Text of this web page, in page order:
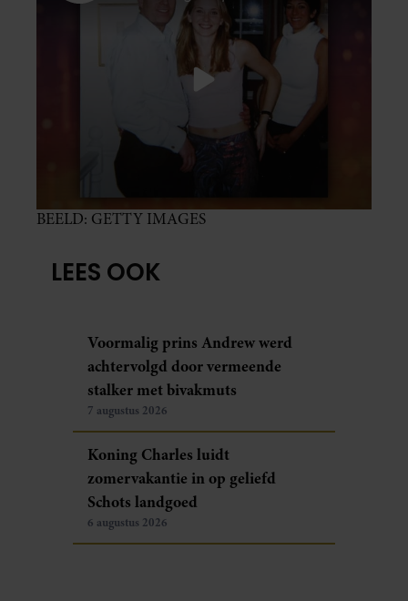
BEELD: GETTY IMAGES
LEES OOK
Voormalig prins Andrew werd
achtervolgd door vermeende
stalker met bivakmuts
7 augustus 2026
Koning Charles luidt
zomervakantie in op geliefd
Schots landgoed
6 augustus 2026